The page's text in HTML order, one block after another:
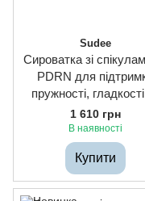
Sudee
Сироватка зі
PDRN для
пружності,
еластичного вигляду
Sudee Pdrn Serum
Renewing, 30ml
1 610 грн
В наявності
Купити